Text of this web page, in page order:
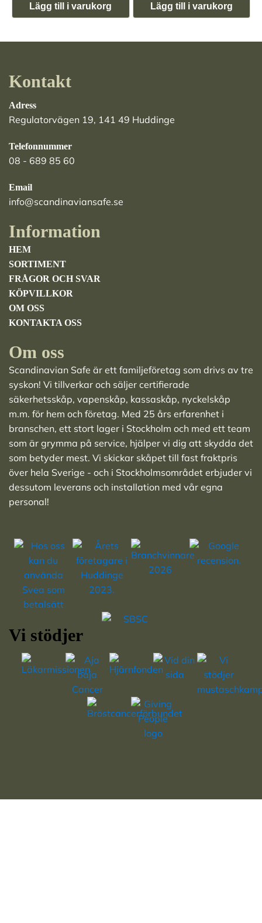
Lägg till i varukorg Lägg till i varukorg
Kontakt
Adress
Regulatorvägen 19, 141 49 Huddinge
Telefonnummer
08 - 689 85 60
Email
info@scandinaviansafe.se
Information
HEM
SORTIMENT
FRÅGOR OCH SVAR
KÖPVILLKOR
OM OSS
KONTAKTA OSS
Om oss
Scandinavian Safe är ett familjeföretag som drivs av tre
syskon! Vi tillverkar och säljer certifierade
säkerhetsskåp, vapenskåp, kassaskåp, nyckelskåp
m.m. för hem och företag. Med 25 års erfarenhet i
branschen, ett stort lager i Stockholm och med ett team
som är grymma på service, hjälper vi dig att skydda det
som betyder mest. Vi skickar skåpet till fast fraktpris
över hela Sverige - och i Stockholmsområdet erbjuder vi
dessutom leverans och installation med vår egna
personal!
Vi stödjer